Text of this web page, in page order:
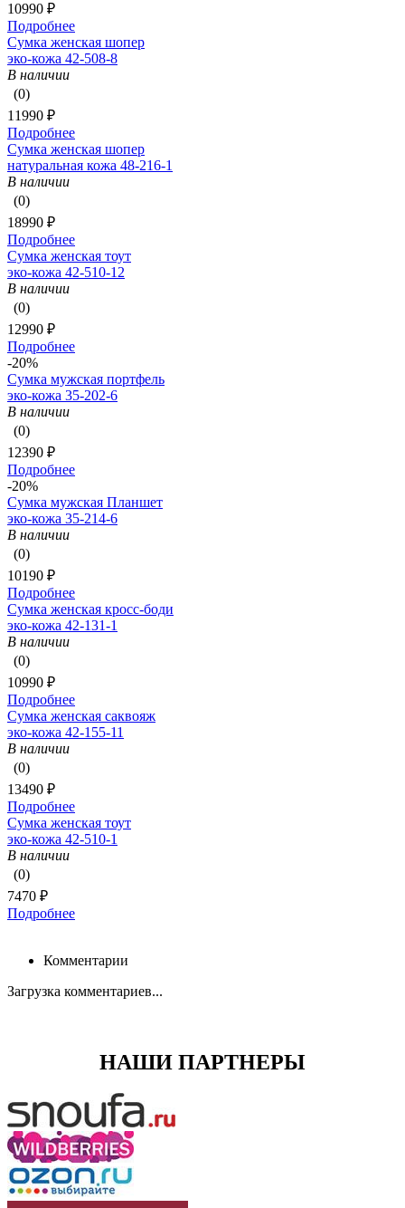
10990 ₽
Подробнее
Сумка женская шопер
эко-кожа 42-508-8
В наличии
(0)
11990 ₽
Подробнее
Сумка женская шопер
натуральная кожа 48-216-1
В наличии
(0)
18990 ₽
Подробнее
Сумка женская тоут
эко-кожа 42-510-12
В наличии
(0)
12990 ₽
Подробнее
-20%
Сумка мужская портфель
эко-кожа 35-202-6
В наличии
(0)
12390 ₽
Подробнее
-20%
Сумка мужская Планшет
эко-кожа 35-214-6
В наличии
(0)
10190 ₽
Подробнее
Сумка женская кросс-боди
эко-кожа 42-131-1
В наличии
(0)
10990 ₽
Подробнее
Сумка женская саквояж
эко-кожа 42-155-11
В наличии
(0)
13490 ₽
Подробнее
Сумка женская тоут
эко-кожа 42-510-1
В наличии
(0)
7470 ₽
Подробнее
Комментарии
Загрузка комментариев...
НАШИ ПАРТНЕРЫ